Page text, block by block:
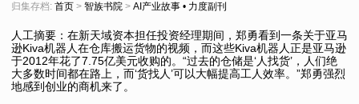
归集存档: 首页 > 智族书院 > AI产业故事 • 力度副刊
人工摘要：在新天域资本担任投资经理期间，郑勇看到一条关于亚马
逊Kiva机器人在仓库搬运货物的视频，而这些Kiva机器人正是亚马逊
于2012年花了7.75亿美元收购的。“过去的仓储是‘人找货’，人们绝
大多数时间都在路上，而‘货找人’可以大幅提高工人效率。”郑勇强烈
地感到创业的商机来了。